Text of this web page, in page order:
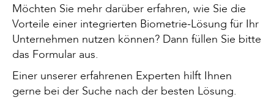
Möchten Sie mehr darüber erfahren, wie Sie die
Vorteile einer integrierten Biometrie-Lösung für Ihr
Unternehmen nutzen können? Dann füllen Sie bitte
das Formular aus.
Einer unserer erfahrenen Experten hilft Ihnen
gerne bei der Suche nach der besten Lösung.